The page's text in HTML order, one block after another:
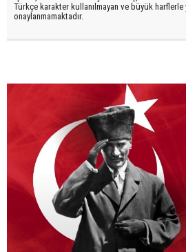
Türkçe karakter kullanılmayan ve büyük harflerle
onaylanmamaktadır.